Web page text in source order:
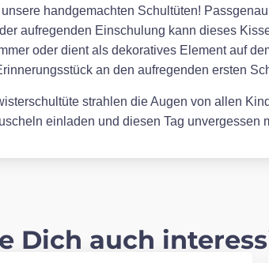
handgemachten Schultüten!
aufregenden Einschulung kann dieses
oder dient als dekoratives Element auf
an den aufregenden ersten
strahlen die Augen von allen
einladen und diesen Tag unvergessen
Dich auch